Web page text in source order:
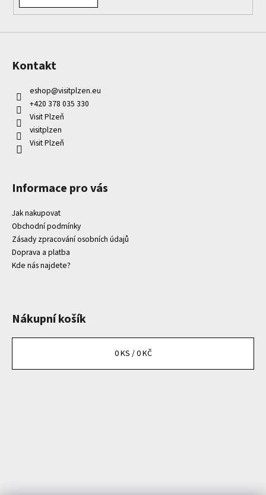
Kontakt
eshop@visitplzen.eu
+420 378 035 330
Visit Plzeň
visitplzen
Visit Plzeň
Informace pro vás
Jak nakupovat
Obchodní podmínky
Zásady zpracování osobních údajů
Doprava a platba
Kde nás najdete?
Nákupní košík
0KS /0 KČ